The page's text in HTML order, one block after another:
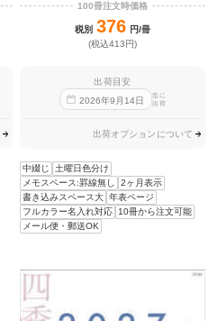
100冊注文時価格
税別 376 円/冊
(税込413円)
出荷目安
2026年9 月14日
迄に
出荷
出荷オプションについて
中綴じ
土曜日色分け
メモスペース:罫線無し
2ヶ月表示
書き込みスペース大 年表ページ
フルカラー名入れ対応 10冊から注文可能
メール便・郵送OK